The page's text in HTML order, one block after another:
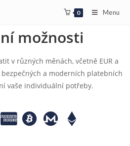
0 Menu
možnosti
v různých měnách, včetně EUR a
a moderních platebních
vaše individuální potřeby.